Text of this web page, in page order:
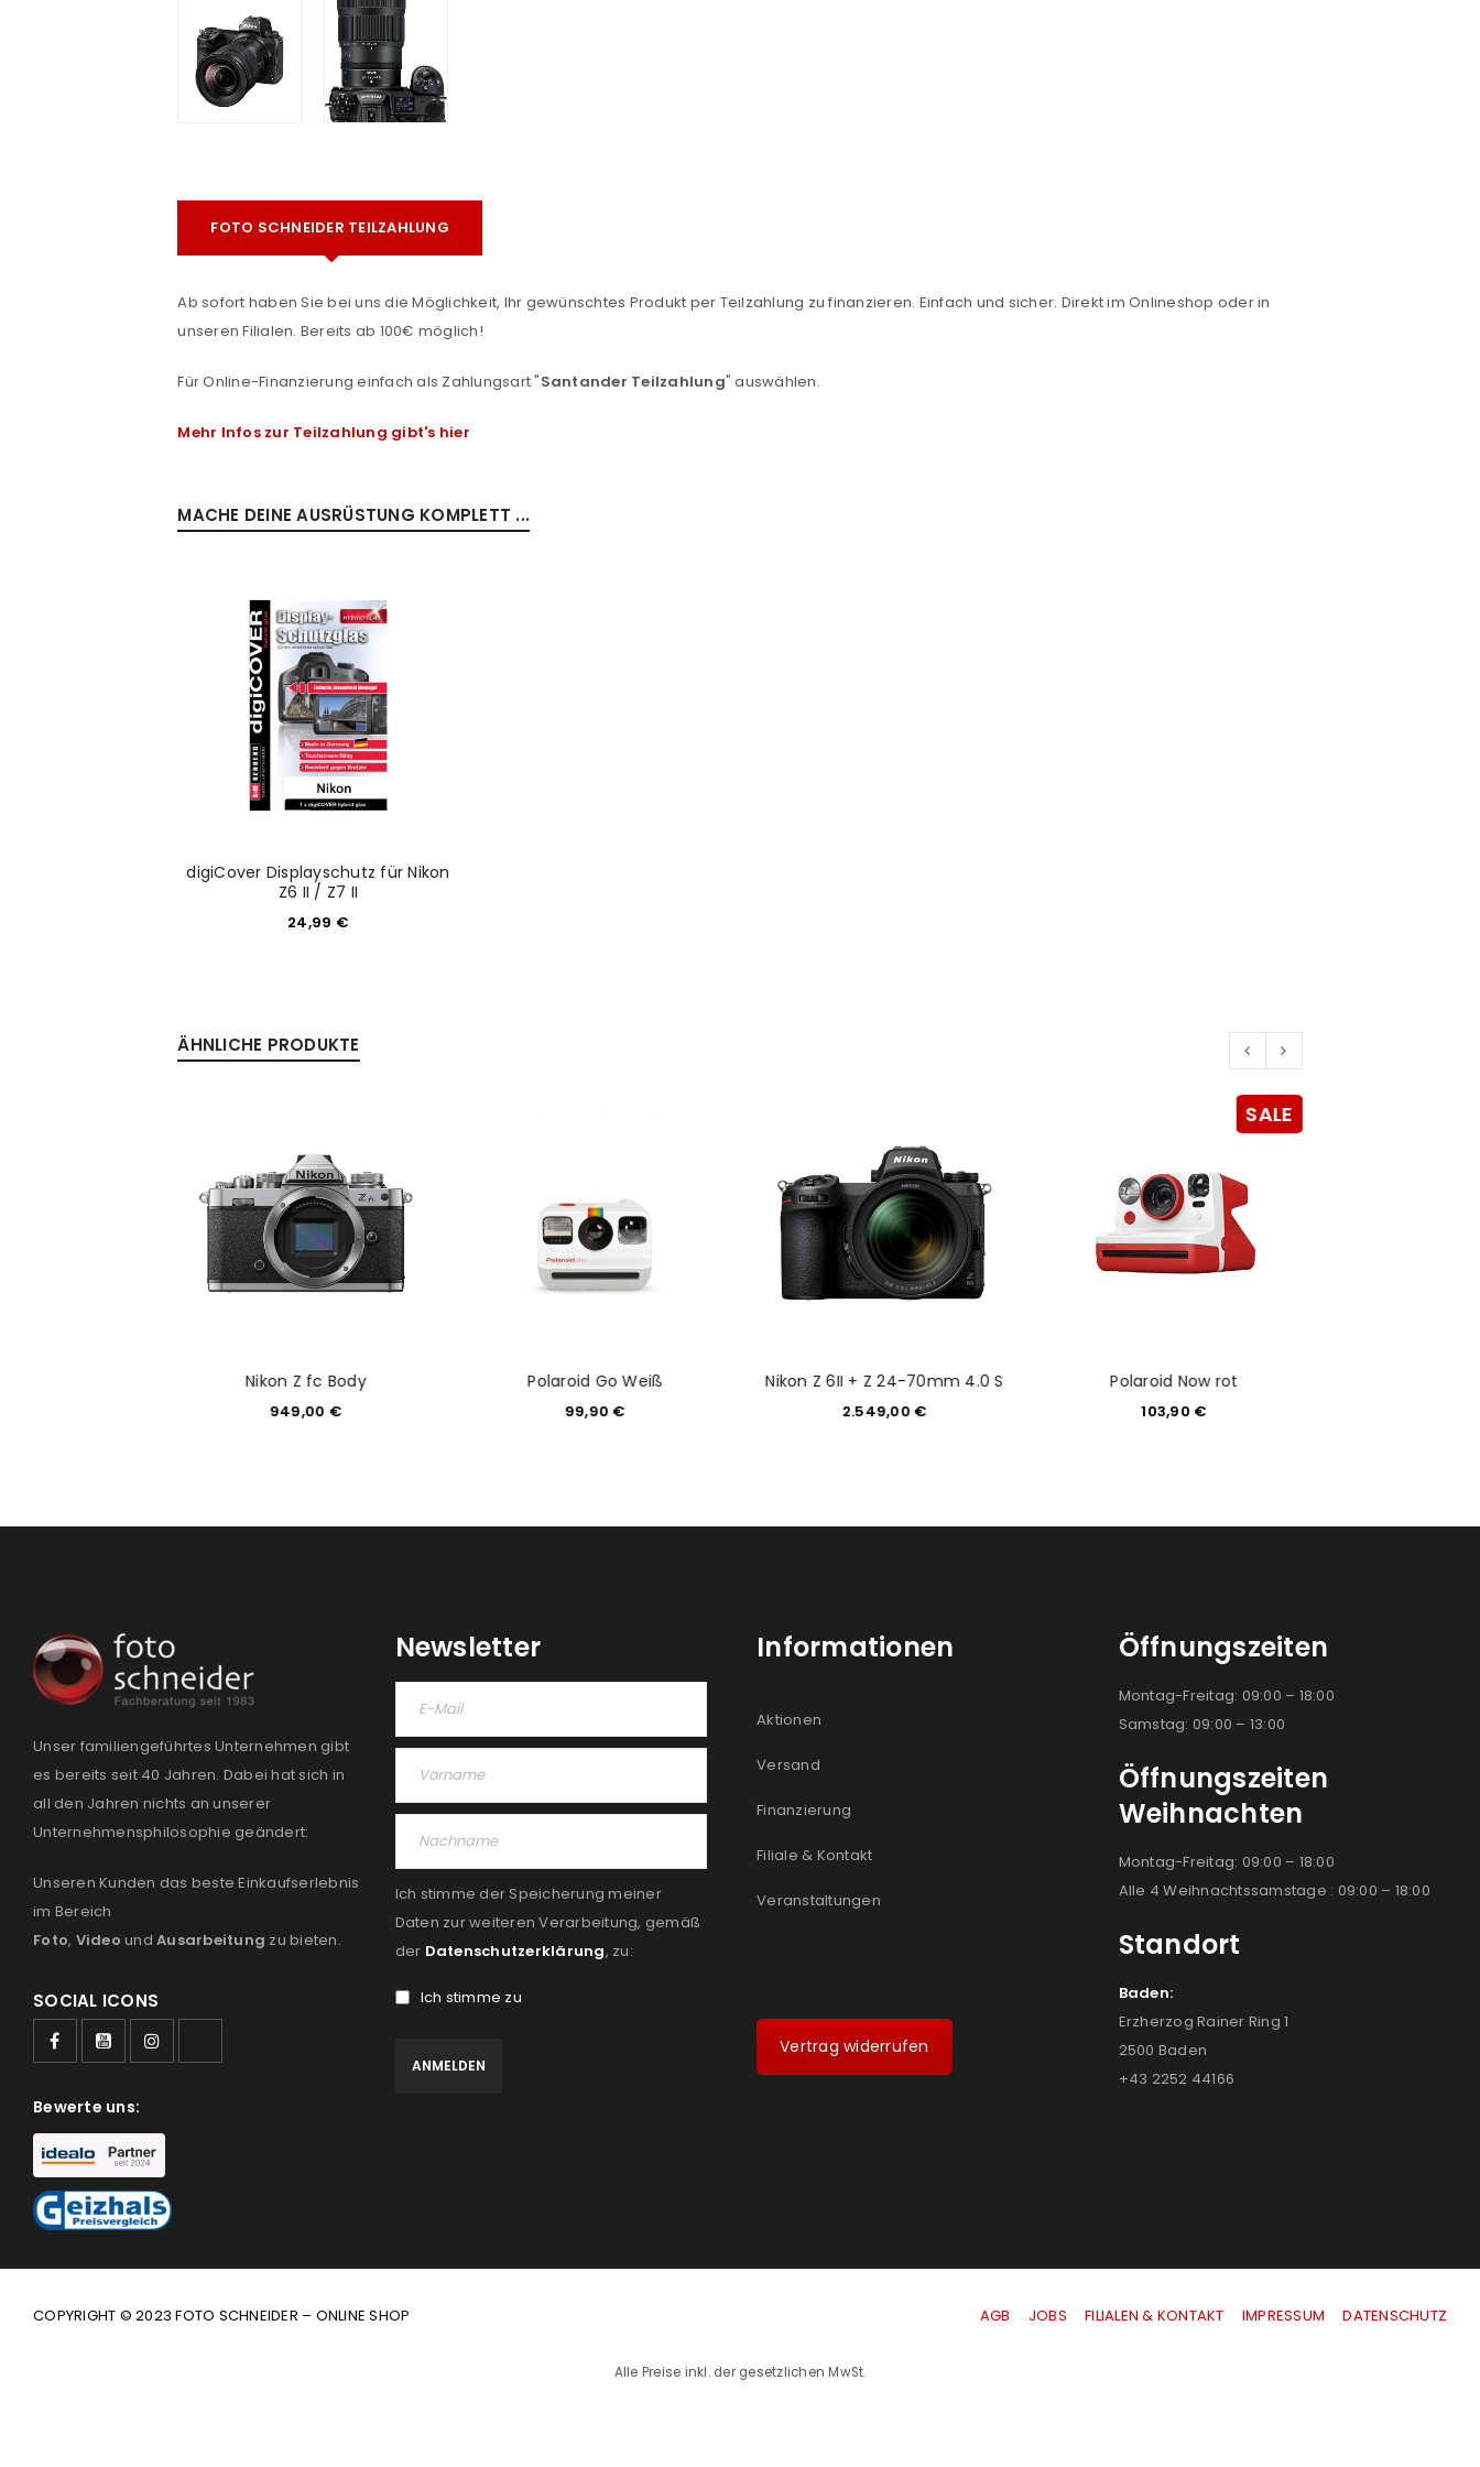
Benutzername oder E-Mail-Adresse
Passwort*
Anmeldeformular geschützt durch
PASSWORT VERGESSEN?
FOTO SCHNEIDER TEILZAHLUNG
Ab sofort haben Sie bei uns die Möglichkeit, Ihr gewünschtes Produkt per Teilzahlung zu finanzieren. Einfach und sicher. Direkt im Onlineshop oder in
unseren Filialen. Bereits ab 100€ möglich!
Für Online-Finanzierung einfach als Zahlungsart "Santander Teilzahlung" auswählen.
Mehr Infos zur Teilzahlung gibt's hier
MACHE DEINE AUSRÜSTUNG KOMPLETT ...
digiCover Displayschutz für Nikon
Z6 II / Z7 II
24,99 €
ÄHNLICHE PRODUKTE
Nikon Z fc Body
949,00 €
Polaroid Go Weiß
99,90€
Nikon Z 6II + Z 24-70mm 4.0 S
2.549,00 €
SALE
Polaroid Now rot
103,90 €
Unser familiengeführtes Unternehmen gibt
es bereits seit 40 Jahren. Dabei hat sich in
all den Jahren nichts an unserer
Unternehmensphilosophie geändert:
Unseren Kunden das beste Einkaufserlebnis
im Bereich
Foto, Video und Ausarbeitung zu bieten.
SOCIAL ICONS
Bewerte uns:
Newsletter
Ich stimme der Speicherung meiner
Daten zur weiteren Verarbeitung, gemäß
der Datenschutzerklärung, zu:
Ich stimme zu
Informationen
Aktionen
Versand
Finanzierung
Filiale & Kontakt
Veranstaltungen
Vertrag widerrufen
Öffnungszeiten
Montag-Freitag: 09:00 – 18:00
Samstag: 09:00 – 13:00
Öffnungszeiten
Weihnachten
Montag-Freitag: 09:00 – 18:00
Alle 4 Weihnachtssamstage : 09:00 – 18:00
Standort
Baden:
Erzherzog Rainer Ring 1
2500 Baden
+43 2252 44166
COPYRIGHT © 2023 FOTO SCHNEIDER – ONLINE SHOP AGB JOBS FILIALEN & KONTAKT IMPRESSUM |DATENSCHUTZ
Alle Preise inkl. der gesetzlichen MwSt.